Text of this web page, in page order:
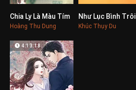
0
Chia Ly Là Màu Tím
Hoàng Thu Dung
0
Như Lục Bình Trôi
Khúc Thụy Du
4:13:18